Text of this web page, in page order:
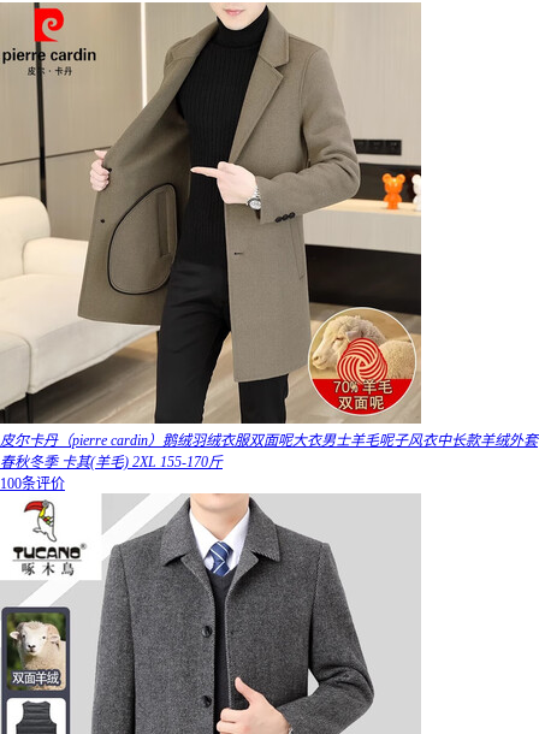
皮尔卡丹（pierre cardin）鹅绒羽绒衣服双面呢大衣男士羊毛呢子风衣中长款羊绒外套
春秋冬季 卡其(羊毛) 2XL 155-170斤
100条评价